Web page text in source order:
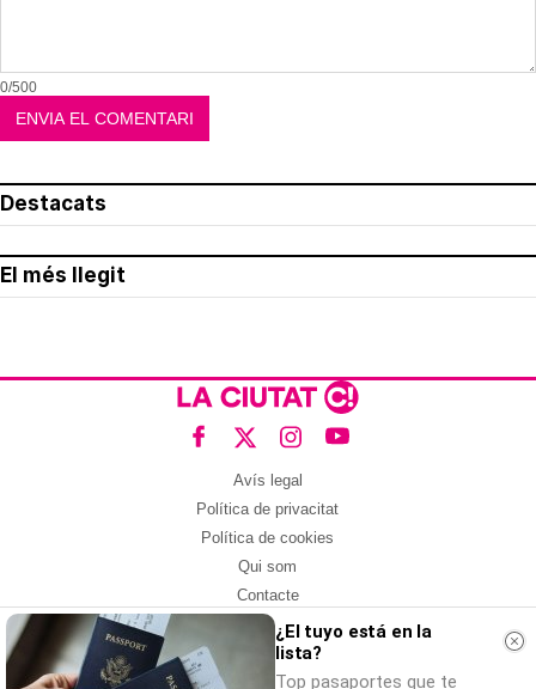
0/500
Destacats
El més llegit
Avís legal
Política de privacitat
Política de cookies
Qui som
Contacte
Xarxes socials
Amb col·laboració de:
¿El tuyo está en la
lista?
Top pasaportes que te